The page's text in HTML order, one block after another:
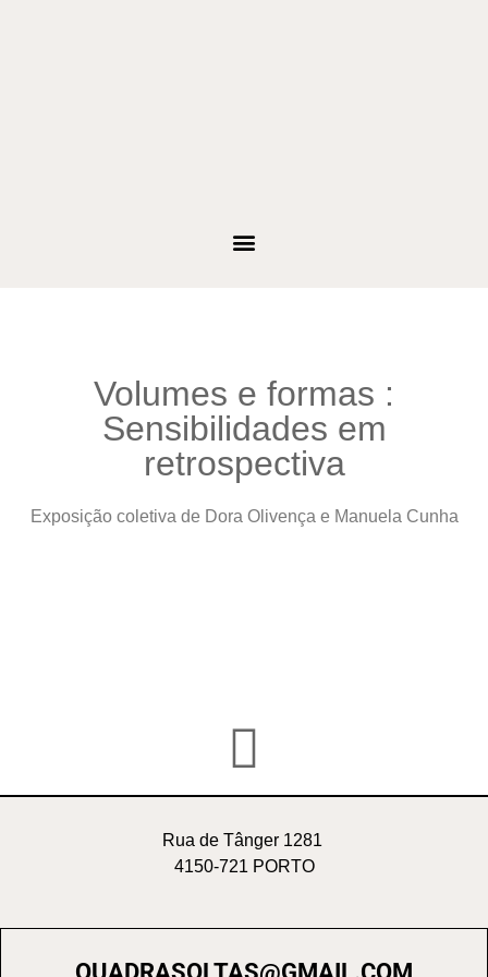
Volumes e formas :
Sensibilidades em
retrospectiva
Exposição coletiva de Dora Olivença e Manuela Cunha
Rua de Tânger 1281
4150-721 PORTO